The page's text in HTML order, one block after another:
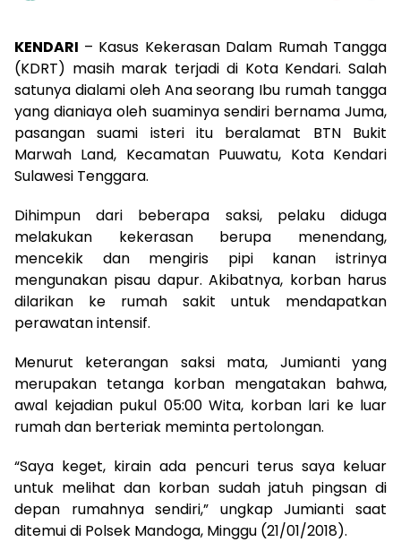
KENDARI – Kasus Kekerasan Dalam Rumah Tangga
(KDRT) masih marak terjadi di Kota Kendari. Salah
satunya dialami oleh Ana seorang Ibu rumah tangga
yang dianiaya oleh suaminya sendiri bernama Juma,
pasangan suami isteri itu beralamat BTN Bukit
Marwah Land, Kecamatan Puuwatu, Kota Kendari
Sulawesi Tenggara.
Dihimpun dari beberapa saksi, pelaku diduga
melakukan kekerasan berupa menendang,
mencekik dan mengiris pipi kanan istrinya
mengunakan pisau dapur. Akibatnya, korban harus
dilarikan ke rumah sakit untuk mendapatkan
perawatan intensif.
Menurut keterangan saksi mata, Jumianti yang
merupakan tetanga korban mengatakan bahwa,
awal kejadian pukul 05:00 Wita, korban lari ke luar
rumah dan berteriak meminta pertolongan.
“Saya keget, kirain ada pencuri terus saya keluar
untuk melihat dan korban sudah jatuh pingsan di
depan rumahnya sendiri,” ungkap Jumianti saat
ditemui di Polsek Mandoga, Minggu (21/01/2018).